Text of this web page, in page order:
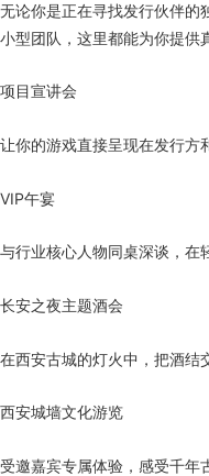
无论你是正在寻找发行伙伴的
小型团队，这里都能为你提供
项目宣讲会
让你的游戏直接呈现在发行方
VIP午宴
与行业核心人物同桌深谈，在
长安之夜主题酒会
在西安古城的灯火中，把酒结
西安城墙文化游览
受邀嘉宾专属体验，感受千年